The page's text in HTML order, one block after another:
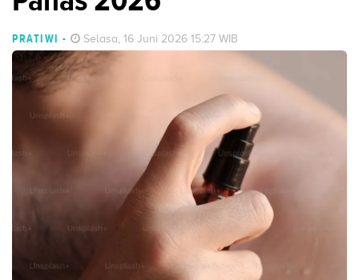
PRATIWI - Selasa, 16 Juni 2026 15:27 WIB